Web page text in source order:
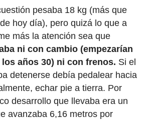
pesaba 18 kg (más que
hoy día), pero quizá lo que a
más la atención sea que
ni con cambio (empezarían
años 30) ni con frenos. Si el
detenerse debía pedalear hacia
echar pie a tierra. Por
desarrollo que llevaba era un
avanzaba 6,16 metros por